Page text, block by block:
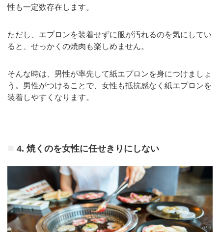
性も一定数存在します。
ただし、エプロンを装着せずに服が汚れるのを気にしてい
ると、せっかくの焼肉も楽しめません。
そんな時は、男性が率先して紙エプロンを身につけましょ
う。男性がつけることで、女性も抵抗感なく紙エプロンを
装着しやすくなります。
4. 焼くのを女性に任せきりにしない